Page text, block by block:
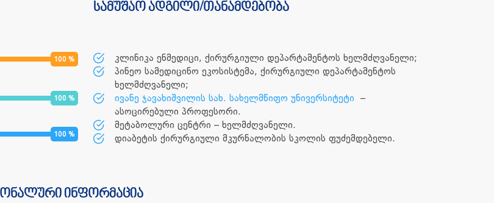
100 %
100 %
100 %
სამუშაო ადგილი/თანამდებობა
კლინიკა ენმედიცი, ქირურგიული დეპარტამენტოს ხელმძღვანელი;
პინეო სამედიცინო ეკოსისტემა, ქირურგიული დეპარტამენტოს
ხელმძღვანელი;
ივანე ჯავახიშვილის სახ. სახელმწიფო უნივერსიტეტი
–
ასოცირებული პროფესორი.
მეტაბოლური ცენტრი – ხელმძღვანელი.
დიაბეტის ქირურგიული მკურნალობის სკოლის ფუძემდებელი.
ინფორმაცია